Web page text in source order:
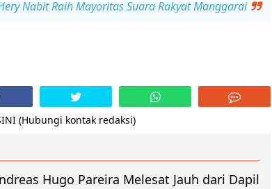
Nabit Raih Mayoritas Suara Rakyat Manggarai
(Hubungi kontak redaksi)
Hugo Pareira Melesat Jauh dari Dapil